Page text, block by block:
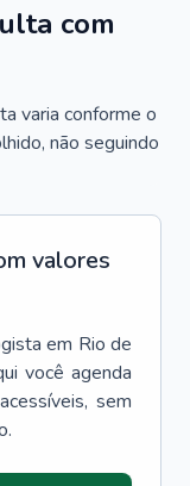
com
varia conforme o
não seguindo
valores
em Rio de
você agenda
sem